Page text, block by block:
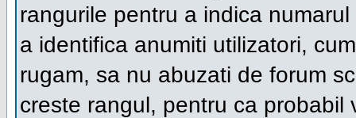
rangurile pentru a indica
a identifica anumiti utilizatori,
rugam, sa nu abuzati de forum
creste rangul, pentru ca